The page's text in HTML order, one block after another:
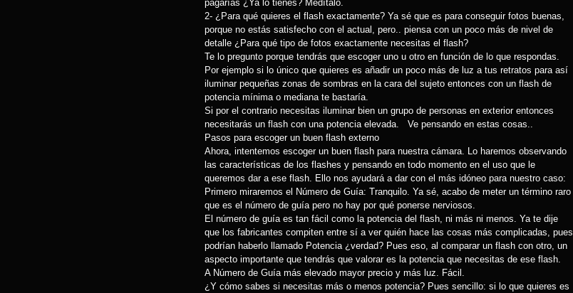
pagarías ¿Ya lo tienes? Medítalo.
2- ¿Para qué quieres el flash exactamente? Ya sé que es para conseguir fotos buenas,
porque no estás satisfecho con el actual, pero.. piensa con un poco más de nivel de
detalle ¿Para qué tipo de fotos exactamente necesitas el flash?
Te lo pregunto porque tendrás que escoger uno u otro en función de lo que respondas.
Por ejemplo si lo único que quieres es añadir un poco más de luz a tus retratos para así
iluminar pequeñas zonas de sombras en la cara del sujeto entonces con un flash de
potencia mínima o mediana te bastaría.
Si por el contrario necesitas iluminar bien un grupo de personas en exterior entonces
necesitarás un flash con una potencia elevada. Ve pensando en estas cosas..
Pasos para escoger un buen flash externo
Ahora, intentemos escoger un buen flash para nuestra cámara. Lo haremos observando
las características de los flashes y pensando en todo momento en el uso que le
queremos dar a ese flash. Ello nos ayudará a dar con el más idóneo para nuestro caso:
Primero miraremos el Número de Guía: Tranquilo. Ya sé, acabo de meter un término raro
que es el número de guía pero no hay por qué ponerse nerviosos.
El número de guía es tan fácil como la potencia del flash, ni más ni menos. Ya te dije
que los fabricantes compiten entre sí a ver quién hace las cosas más complicadas, pues
podrían haberlo llamado Potencia ¿verdad? Pues eso, al comparar un flash con otro, un
aspecto importante que tendrás que valorar es la potencia que necesitas de ese flash.
A Número de Guía más elevado mayor precio y más luz. Fácil.
¿Y cómo sabes si necesitas más o menos potencia? Pues sencillo: si lo que quieres es